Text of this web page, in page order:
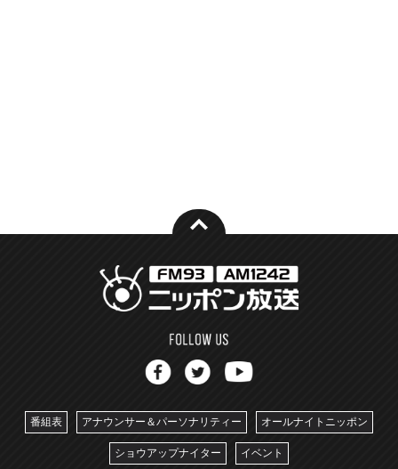
番組表 アナウンサー＆パーソナリティー オールナイトニッポン
ショウアップナイター イベント